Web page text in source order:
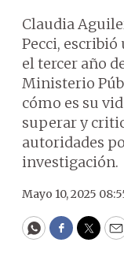
Claudia
Pecci,
el tercer año
Ministerio
cómo es su
superar y
autoridades
investigación.
Mayo 10, 2025
WhatsApp